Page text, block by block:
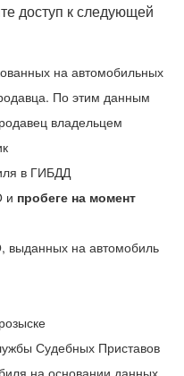
доступ к следующей
на автомобильных
По этим данным
владельцем
в ГИБДД
и пробеге на момент
на автомобиль
Судебных Приставов
на основании данных